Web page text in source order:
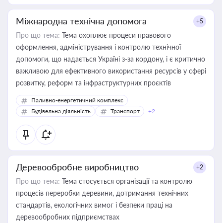
Міжнародна технічна допомога +5
Про що тема: Тема охоплює процеси правового
оформлення, адміністрування і контролю технічної
допомоги, що надається Україні з-за кордону, і є критично
важливою для ефективного використання ресурсів у сфері
розвитку, реформ та інфраструктурних проєктів
Паливно-енергетичний комплекс
Будівельна діяльність
Транспорт +2
Деревообробне виробництво +2
Про що тема: Тема стосується організації та контролю
процесів переробки деревини, дотримання технічних
стандартів, екологічних вимог і безпеки праці на
деревообробних підприємствах